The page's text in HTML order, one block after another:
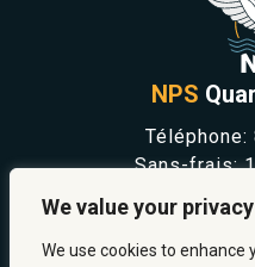
We value your privacy
We use cookies to enhance
NPS
Téléphone:
Sans-frais:
SÉCURITÉ